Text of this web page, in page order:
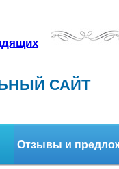
САЙТ
Отзывы и